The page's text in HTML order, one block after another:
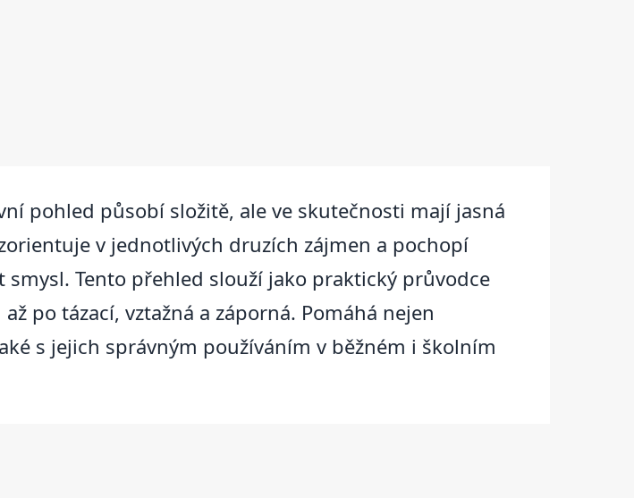
pohled působí složitě, ale ve skutečnosti mají jasná
v jednotlivých druzích zájmen a pochopí
Tento přehled slouží jako praktický průvodce
po tázací, vztažná a záporná. Pomáhá nejen
s jejich správným používáním v běžném i školním